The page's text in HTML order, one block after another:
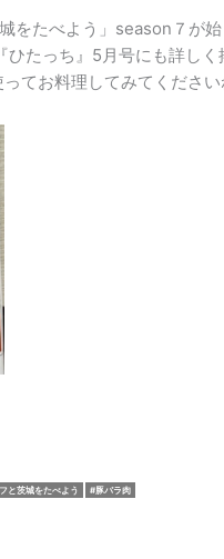
をたべよう」season７が始
たっち』5月号にも詳し
てお料理してみてください
と茨城をたべよう 豚バラ肉